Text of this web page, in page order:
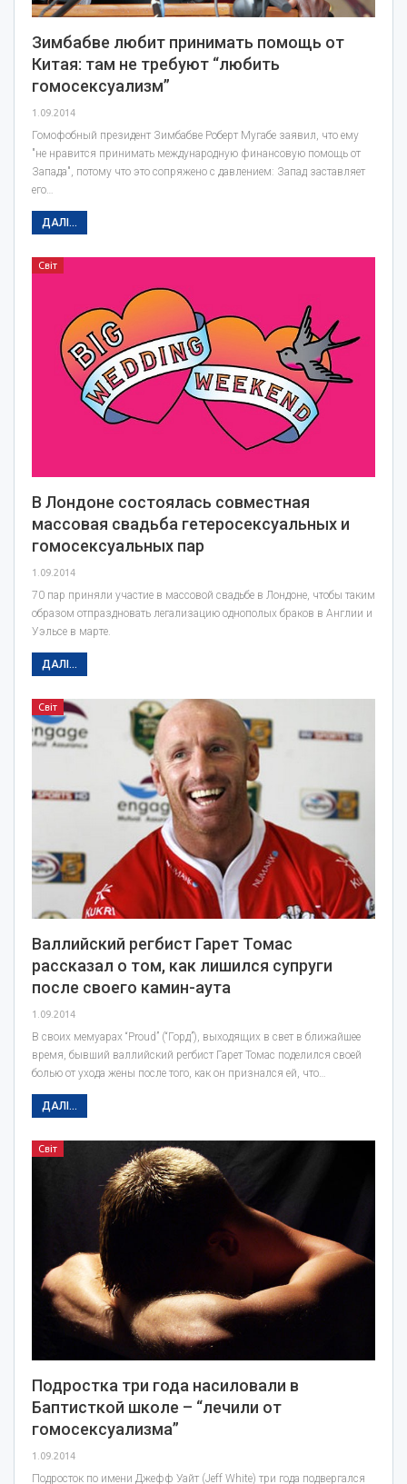
Зимбабве любит принимать помощь от
Китая: там не требуют “любить
гомосексуализм”
1.09.2014
Гомофобный президент Зимбабве Роберт Мугабе заявил, что ему
"не нравится принимать международную финансовую помощь от
Запада", потому что это сопряжено с давлением: Запад заставляет
его…
ДАЛІ...
Світ
В Лондоне состоялась совместная
массовая свадьба гетеросексуальных и
гомосексуальных пар
1.09.2014
70 пар приняли участие в массовой свадьбе в Лондоне, чтобы таким
образом отпраздновать легализацию однополых браков в Англии и
Уэльсе в марте.
ДАЛІ...
Світ
Валлийский регбист Гарет Томас
рассказал о том, как лишился супруги
после своего камин-аута
1.09.2014
В своих мемуарах “Proud” (“Горд”), выходящих в свет в ближайшее
время, бывший валлийский регбист Гарет Томас поделился своей
болью от ухода жены после того, как он признался ей, что…
ДАЛІ...
Світ
Подростка три года насиловали в
Баптисткой школе – “лечили от
гомосексуализма”
1.09.2014
Подросток по имени Джефф Уайт (Jeff White) три года подвергался